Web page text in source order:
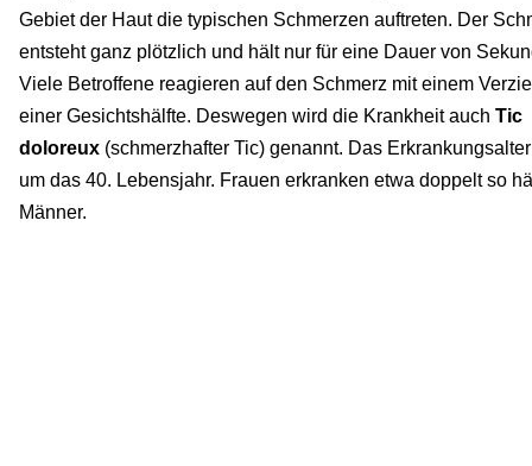
Gebiet der Haut die typischen Schmerzen auftreten. Der
entsteht ganz plötzlich und hält nur für eine Dauer von
Viele Betroffene reagieren auf den Schmerz mit einem
einer Gesichtshälfte. Deswegen wird die Krankheit auch Tic
doloreux (schmerzhafter Tic) genannt. Das
um das 40. Lebensjahr. Frauen erkranken etwa doppelt so
Männer.